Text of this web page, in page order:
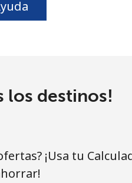
los destinos!
¡Usa tu